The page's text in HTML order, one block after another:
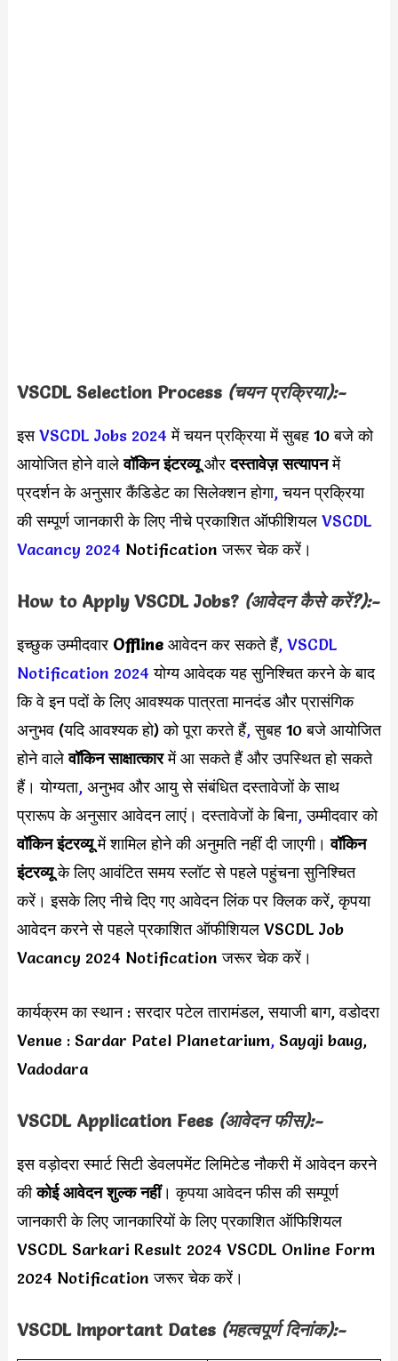
VSCDL Selection Process (चयन प्रक्रिया):-
इसVSCDL Jobs 2024 में चयन प्रक्रिया में सुबह 10 बजे को
आयोजित होने वालेवॉकिन इंटरव्यू औरदस्तावेज़ सत्यापन में
प्रदर्शन के अनुसार कैंडिडेट का सिलेक्शन होगा,चयन प्रक्रिया
की सम्पूर्ण जानकारी के लिए नीचे प्रकाशित ऑफीशियल VSCDL
Vacancy 2024 Notification जरूर चेक करें।
How to Apply VSCDL Jobs?(आवेदन कैसे करें?):-
इच्छुक उम्मीदवार Offline आवेदन कर सकते हैं, VSCDL
Notification 2024 योग्य आवेदक यह सुनिश्चित करने के बाद
कि वे इन पदों के लिए आवश्यक पात्रता मानदंड और प्रासंगिक
अनुभव (यदि आवश्यक हो) को पूरा करते हैं,सुबह 10 बजे आयोजित
होने वालेवॉकिन साक्षात्कारमें आ सकते हैं और उपस्थित हो सकते
हैं। योग्यता,अनुभव और आयु से संबंधित दस्तावेजों के साथ
प्रारूप के अनुसार आवेदन लाएं। दस्तावेजों के बिना,उम्मीदवार को
वॉकिन इंटरव्यूमें शामिल होने की अनुमति नहीं दी जाएगी।वॉकिन
इंटरव्यूके लिए आवंटित समय स्लॉट से पहले पहुंचना सुनिश्चित
करें। इसके लिए नीचे दिए गए आवेदन लिंक पर क्लिक करें, कृपया
आवेदन करने से पहले प्रकाशित ऑफीशियल VSCDL Job
Vacancy 2024 Notification जरूर चेक करें।
कार्यक्रम का स्थान : सरदार पटेल तारामंडल, सयाजी बाग, वडोदरा
Venue : Sardar Patel Planetarium,Sayaji baug,
Vadodara
VSCDL Application Fees (आवेदन फीस):-
इस वड़ोदरा स्मार्ट सिटी डेवलपमेंट लिमिटेड नौकरी में आवेदन करने
कीकोई आवेदन शुल्क नहीं। कृपया आवेदन फीस की सम्पूर्ण
जानकारी के लिए जानकारियों के लिए प्रकाशित ऑफिशियल
VSCDL Sarkari Result 2024 VSCDL Online Form
2024 Notification जरूर चेक करें।
VSCDL Important Dates (महत्वपूर्ण दिनांक):-